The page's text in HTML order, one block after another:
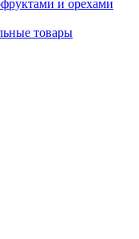
и орехами
товары